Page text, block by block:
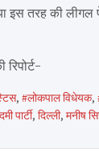
इस तरह की
, #लोकपाल विधेयक,
पार्टी, दिल्ली, मनीष